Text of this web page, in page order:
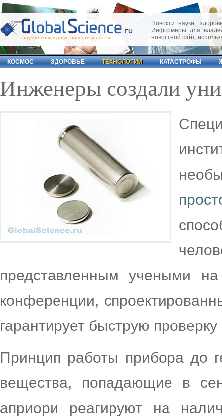
научно-популярные новости и статьи
Новости науки,
Информеры для
новостной сайт,
КОСМОС ЗДОРОВЬЕ ТЕХНОЛОГИИ КАТАСТРОФЫ
Инженеры создали
представленным учеными
конференции,
гарантирует быструю
Принцип работы прибора до
вещества, попадающие в
априори реагируют на